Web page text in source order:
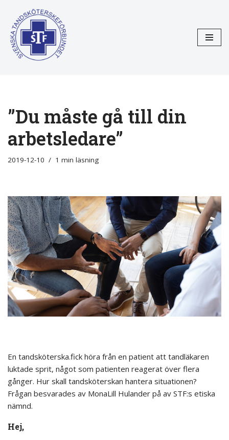
Hoppa
till
innehåll
”Du måste gå till din
arbetsledare”
2019-12-10 1 min läsning
En tandsköterska.fick höra från en patient att tandläkaren
luktade sprit, något som patienten reagerat över flera
gånger. Hur skall tandsköterskan hantera situationen?
Frågan besvarades av MonaLill Hulander på av STF:s etiska
nämnd.
Hej,